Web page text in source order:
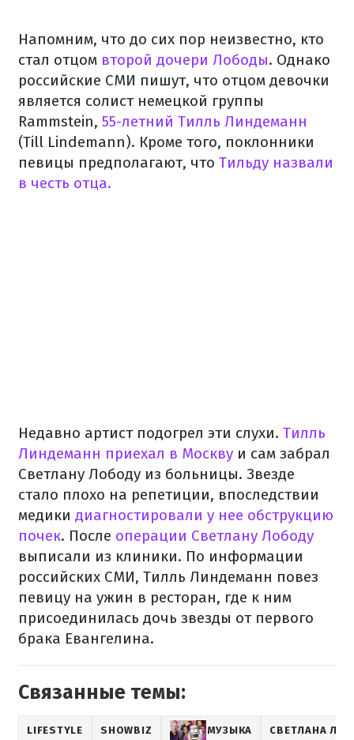
Напомним, что до сих пор неизвестно, кто
стал отцом второй дочери Лободы. Однако
российские СМИ пишут, что отцом девочки
является солист немецкой группы
Rammstein, 55-летний Тилль Линдеманн
(Till Lindemann). Кроме того, поклонники
певицы предполагают, что Тильду назвали
в честь отца.
Недавно артист подогрел эти слухи. Тилль
Линдеманн приехал в Москву и сам забрал
Светлану Лободу из больницы. Звезде
стало плохо на репетиции, впоследствии
медики диагностировали у нее обструкцию
почек. После операции Светлану Лободу
выписали из клиники. По информации
российских СМИ, Тилль Линдеманн повез
певицу на ужин в ресторан, где к ним
присоединилась дочь звезды от первого
брака Евангелина.
Связанные темы:
LIFESTYLE SHOWBIZ МУЗЫКА СВЕТЛАНА